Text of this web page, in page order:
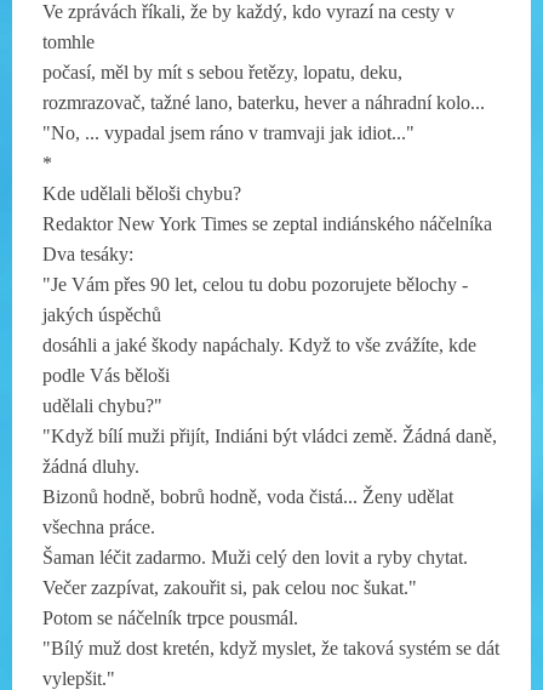
Ve zprávách říkali, že by každý, kdo vyrazí na cesty v
tomhle
počasí, měl by mít s sebou řetězy, lopatu, deku,
rozmrazovač, tažné lano, baterku, hever a náhradní kolo...
"No, ... vypadal jsem ráno v tramvaji jak idiot..."
*
Kde udělali běloši chybu?
Redaktor New York Times se zeptal indiánského náčelníka
Dva tesáky:
"Je Vám přes 90 let, celou tu dobu pozorujete bělochy -
jakých úspěchů
dosáhli a jaké škody napáchaly. Když to vše zvážíte, kde
podle Vás běloši
udělali chybu?"
"Když bílí muži přijít, Indiáni být vládci země. Žádná daně,
žádná dluhy.
Bizonů hodně, bobrů hodně, voda čistá... Ženy udělat
všechna práce.
Šaman léčit zadarmo. Muži celý den lovit a ryby chytat.
Večer zazpívat, zakouřit si, pak celou noc šukat."
Potom se náčelník trpce pousmál.
"Bílý muž dost kretén, když myslet, že taková systém se dát
vylepšit."